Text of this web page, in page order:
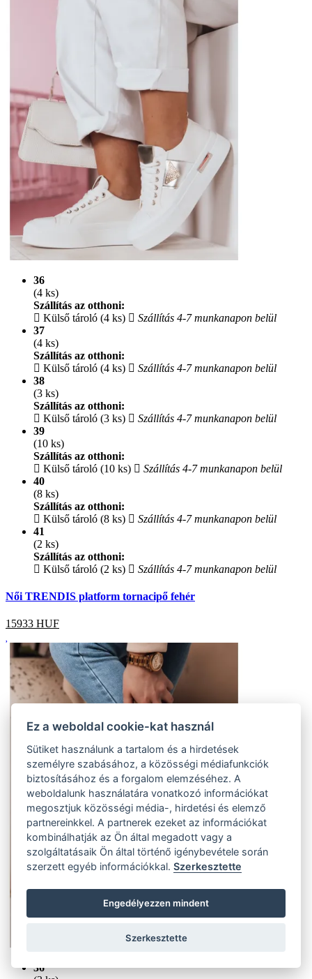
36
(4 ks)
Szállítás az otthoni:
Külső tároló (4 ks)
Szállítás 4-7 munkanapon belül
37
(4 ks)
Szállítás az otthoni:
Külső tároló (4 ks)
Szállítás 4-7 munkanapon belül
38
(3 ks)
Szállítás az otthoni:
Külső tároló (3 ks)
Szállítás 4-7 munkanapon belül
39
(10 ks)
Szállítás az otthoni:
Külső tároló (10 ks)
Szállítás 4-7 munkanapon belül
40
(8 ks)
Szállítás az otthoni:
Külső tároló (8 ks)
Szállítás 4-7 munkanapon belül
41
(2 ks)
Szállítás az otthoni:
Külső tároló (2 ks)
Szállítás 4-7 munkanapon belül
Női TRENDIS platform tornacipő fehér
15933 HUF
36
Ez a weboldal cookie-kat használ
Sütiket használunk a tartalom és a hirdetések
személyre szabásához, a közösségi médiafunkciók
biztosításához és a forgalom elemzéséhez. A
weboldalunk használatára vonatkozó információkat
megosztjuk közösségi média-, hirdetési és elemző
partnereinkkel. A partnerek ezeket az információkat
kombinálhatják az Ön által megadott vagy a
szolgáltatásaik Ön által történő igénybevétele során
szerzett egyéb információkkal.Szerkesztette
Engedélyezzen mindent
Szerkesztette